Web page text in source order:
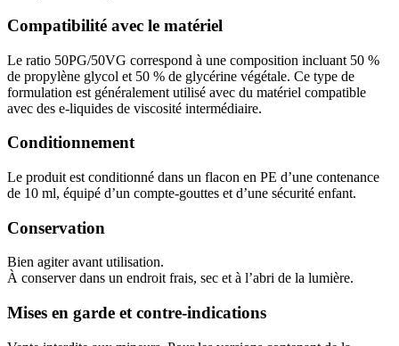
Compatibilité avec le matériel
Le ratio 50PG/50VG correspond à une composition incluant 50 %
de propylène glycol et 50 % de glycérine végétale. Ce type de
formulation est généralement utilisé avec du matériel compatible
avec des e-liquides de viscosité intermédiaire.
Conditionnement
Le produit est conditionné dans un flacon en PE d’une contenance
de 10 ml, équipé d’un compte-gouttes et d’une sécurité enfant.
Conservation
Bien agiter avant utilisation.
À conserver dans un endroit frais, sec et à l’abri de la lumière.
Mises en garde et contre-indications